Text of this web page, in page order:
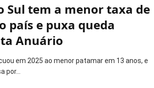
Sul tem a menor taxa de
país e puxa queda
Anuário
em 2025 ao menor patamar em 13 anos, e
por…